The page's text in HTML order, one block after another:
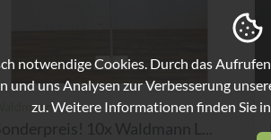
Waldmann
10x Waldmann L...
notwendige Cookies. Durch das
uns Analysen zur Verbesserung
zu. Weitere Informationen finden Sie